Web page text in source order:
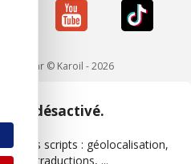
par © Karoil - 2026
est désactivé.
des scripts : géolocalisation,
traductions, ...